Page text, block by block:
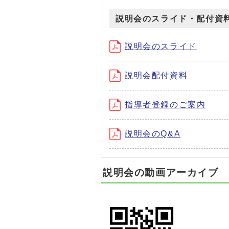
説明会のスライド・配付資
説明会のスライド
説明会配付資料
指導者登録のご案内
説明会のQ&A
説明会の動画アーカイブ